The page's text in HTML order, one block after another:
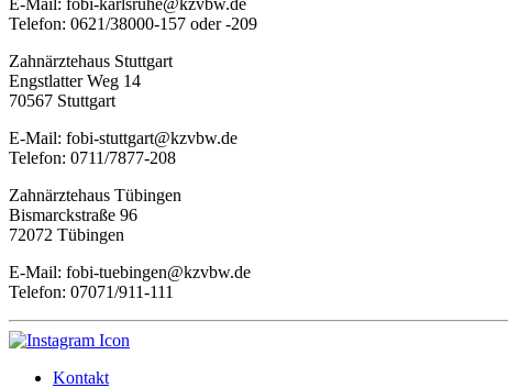
E-Mail: fobi-karlsruhe@kzvbw.de
Telefon: 0621/38000-157 oder -209
Zahnärztehaus Stuttgart
Engstlatter Weg 14
70567 Stuttgart
E-Mail: fobi-stuttgart@kzvbw.de
Telefon: 0711/7877-208
Zahnärztehaus Tübingen
Bismarckstraße 96
72072 Tübingen
E-Mail: fobi-tuebingen@kzvbw.de
Telefon: 07071/911-111
Kontakt